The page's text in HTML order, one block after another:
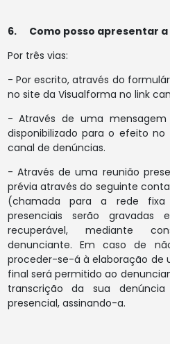
6. Como posso apresentar a
Por três vias:
- Por escrito, através do
no site da Visualforma no link
- Através de uma
disponibilizado para o efeito
canal de denúncias.
- Através de uma reunião
prévia através do seguinte
(chamada para a rede fixa
presenciais serão gravadas
recuperável, mediante
denunciante. Em caso de
proceder-se-á à elaboração de
final será permitido ao
transcrição da sua
presencial, assinando-a.